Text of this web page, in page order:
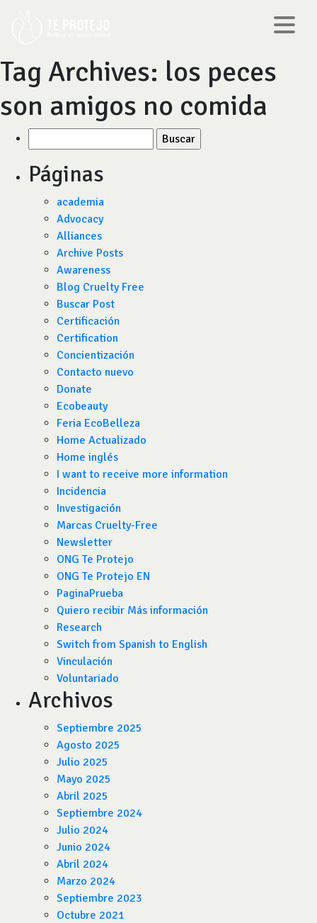
Tag Archives: los peces
son amigos no comida
por:
Páginas
academia
Advocacy
Alliances
Archive Posts
Awareness
Blog Cruelty Free
Buscar Post
Certificación
Certification
Concientización
Contacto nuevo
Donate
Ecobeauty
Feria EcoBelleza
Home Actualizado
Home inglés
I want to receive more information
Incidencia
Investigación
Marcas Cruelty-Free
Newsletter
ONG Te Protejo
ONG Te Protejo EN
PaginaPrueba
Quiero recibir Más información
Research
Switch from Spanish to English
Vinculación
Voluntariado
Archivos
Septiembre 2025
Agosto 2025
Julio 2025
Mayo 2025
Abril 2025
Septiembre 2024
Julio 2024
Junio 2024
Abril 2024
Marzo 2024
Septiembre 2023
Octubre 2021